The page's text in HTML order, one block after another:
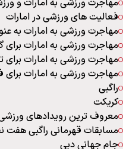
مهاجرت ورزشی به امارات و
فعالیت های ورزشی در امارات
مهاجرت ورزشی به امارات به
مهاجرت ورزشی به امارات برای
مهاجرت ورزشی به امارات
مهاجرت ورزشی به امارات برای
راگبی
کریکت
معروف ترین رویدادهای ورزشی
مسابقات قهرمانی راگبی هفت
جام جهانی دبی